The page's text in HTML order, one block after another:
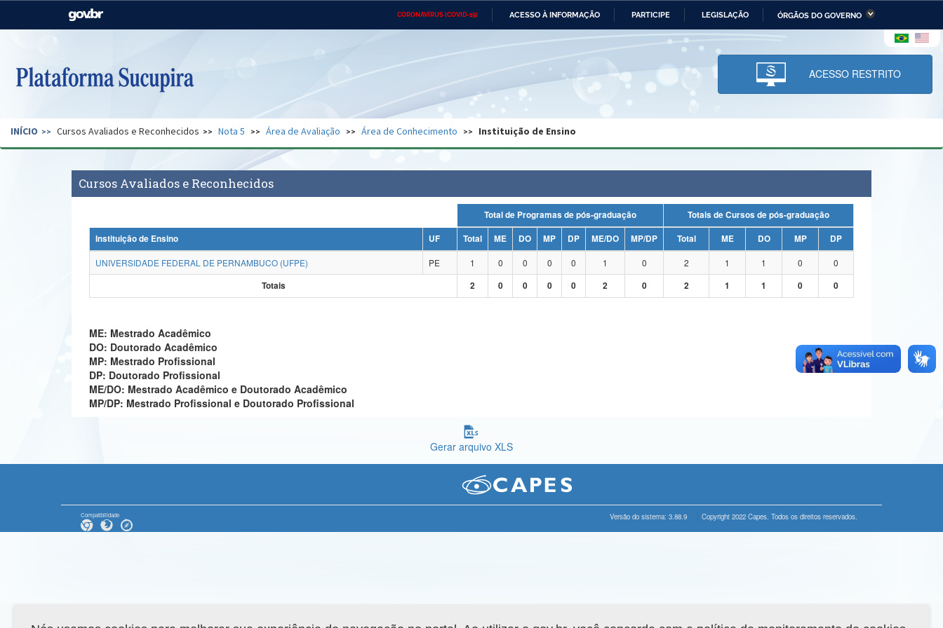
CORONAVÍRUS (COVID-19) ACESSO À INFORMAÇÃO PARTICIPE LEGISLAÇÃO ÓRGÃOS DO GOVERNO
Casa Civil Ministério das Relações Ministério da Economia Ministério da Infraestrutura
Pecuária e Abastecimento
Ministério da Ciência,
Tecnologia, Inovações e
Comunicações
Ministério do Desenvolvimento
Regional e dos Direitos Humanos
Secretaria de Governo Gabinete de Segurança Advocacia-Geral da União Banco Central do Brasil Planalto
ACESSO RESTRITO
INÍCIO Cursos Avaliados e Reconhecidos Nota 5 Área de Avaliação Área de Conhecimento Instituição de Ensino
Cursos Avaliados e Reconhecidos
Total de Programas de pós-graduação
Totais de Cursos de pós-graduação
Instituição de Ensino
UF Total ME DO MP DP ME/DO MP/DP Total ME DO MP
DP
UNIVERSIDADE FEDERAL DE PERNAMBUCO (UFPE)
PE 1 0 0 0 0 1 0 2 1 1 0
0
Totais
2 0 0 0 0 2 0 2 1 1 0 0
ME: Mestrado Acadêmico
DO: Doutorado Acadêmico
MP: Mestrado Profissional
DP: Doutorado Profissional
ME/DO: Mestrado Acadêmico e Doutorado Acadêmico
MP/DP: Mestrado Profissional e Doutorado Profissional
Gerar arquivo XLS
Compatibilidade Versão do sistema: 3.88.9 Copyright 2022 Capes. Todos os direitos reservados.